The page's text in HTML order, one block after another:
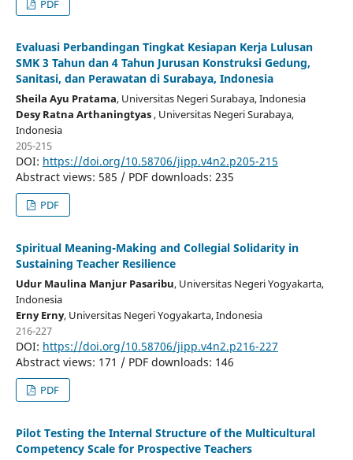
PDF
Evaluasi Perbandingan Tingkat Kesiapan Kerja Lulusan
SMK 3 Tahun dan 4 Tahun Jurusan Konstruksi Gedung,
Sanitasi, dan Perawatan di Surabaya, Indonesia
Sheila Ayu Pratama, Universitas Negeri Surabaya, Indonesia
Desy Ratna Arthaningtyas, Universitas Negeri Surabaya,
Indonesia
205-215
DOI: https://doi.org/10.58706/jipp.v4n2.p205-215
Abstract views: 585 / PDF downloads: 235
PDF
Spiritual Meaning-Making and Collegial Solidarity in
Sustaining Teacher Resilience
Udur Maulina Manjur Pasaribu, Universitas Negeri Yogyakarta,
Indonesia
Erny Erny, Universitas Negeri Yogyakarta, Indonesia
216-227
DOI: https://doi.org/10.58706/jipp.v4n2.p216-227
Abstract views: 171 / PDF downloads: 146
PDF
Pilot Testing the Internal Structure of the Multicultural
Competency Scale for Prospective Teachers